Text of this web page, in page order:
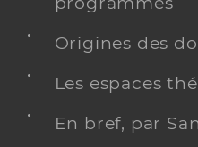
Origines des
Les espaces
En bref, par